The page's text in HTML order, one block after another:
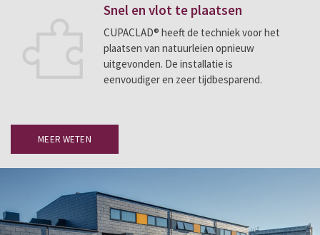
Snel en vlot te plaatsen
CUPACLAD® heeft de techniek voor het
plaatsen van natuurleien opnieuw
uitgevonden. De installatie is
eenvoudiger en zeer tijdbesparend.
MEER WETEN